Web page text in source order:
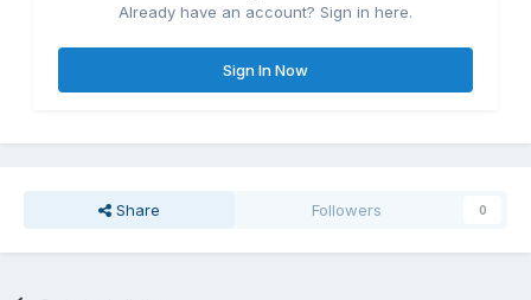
Already have an account? Sign in here.
Sign In Now
Share Followers 0